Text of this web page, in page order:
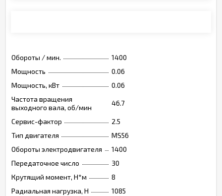
Обороты / мин.
1400
Мощность
0.06
Мощность, кВт
0.06
Частота вращения
выходного вала, об/мин
46.7
Сервис-фактор
2.5
Тип двигателя
MS56
Обороты электродвигателя
1400
Передаточное число
30
Крутящий момент, Н*м
8
Радиальная нагрузка, Н
1085